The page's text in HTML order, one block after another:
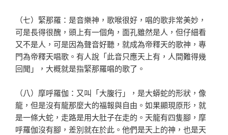
（七）緊那羅：是音樂神，歌喉很好，唱的歌非常美妙，
可是長得很醜，頭上有一個角，面孔雖然是人，但仔細看
又不是人，可是因為聲音好聽，就成為帝釋天的歌神，專
門為帝釋天唱歌。有人說「此音只應天上有，人間難得幾
回聞」，大概就是指緊那羅唱的歌了。
（八）摩呼羅伽：又叫「大腹行」，是大蟒蛇的形狀，像
龍，但是沒有龍那麼大的福報與自由。如果顯現原形，就
是一條大蛇，走路是用大肚子在走的。天龍有四隻腳，摩
呼羅伽沒有腳，差別就在於此。他們是天上的神，也是天